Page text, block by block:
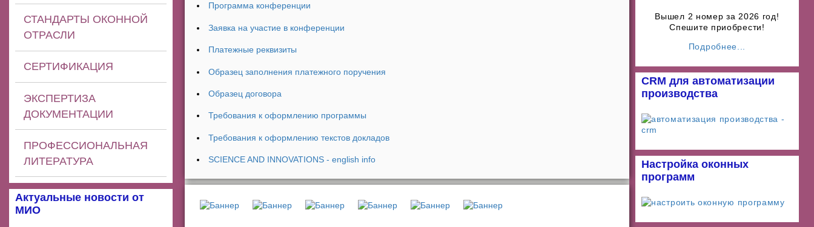
СТАНДАРТЫ ОКОННОЙ
ОТРАСЛИ
СЕРТИФИКАЦИЯ
ЭКСПЕРТИЗА
ДОКУМЕНТАЦИИ
ПРОФЕССИОНАЛЬНАЯ
ЛИТЕРАТУРА
Актуальные новости от
МИО
Программа конференции
Заявка на участие в конференции
Платежные реквизиты
Образец заполнения платежного поручения
Образец договора
Требования к оформлению программы
Требования к оформлению текстов докладов
SCIENCE AND INNOVATIONS - english info
Вышел 2 номер за 2026 год!
Спешите приобрести!
Подробнее...
CRM для автоматизации
производства
Настройка оконных
программ